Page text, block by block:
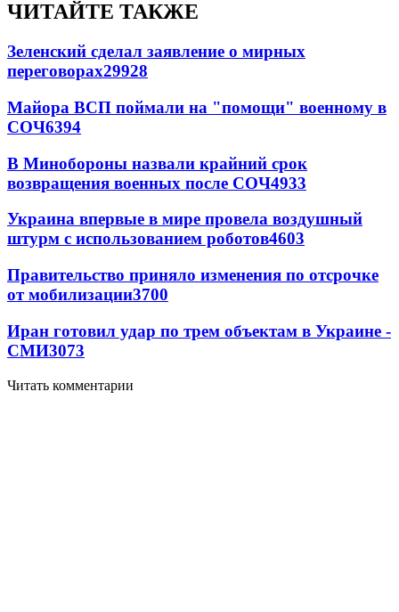
ЧИТАЙТЕ ТАКЖЕ
Зеленский сделал заявление о мирных
переговорах29928
Майора ВСП поймали на "помощи" военному в
СОЧ6394
В Минобороны назвали крайний срок
возвращения военных после СОЧ4933
Украина впервые в мире провела воздушный
штурм с использованием роботов4603
Правительство приняло изменения по отсрочке
от мобилизации3700
Иран готовил удар по трем объектам в Украине -
СМИ3073
Читать комментарии